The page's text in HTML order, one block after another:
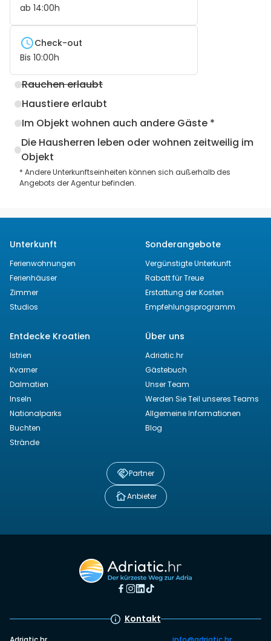
ab 14:00h
Check-out
Bis 10:00h
Rauchen erlaubt
Haustiere erlaubt
Im Objekt wohnen auch andere Gäste *
Die Hausherren leben oder wohnen zeitweilig im
Objekt
* Andere Unterkunftseinheiten können sich außerhalb des
Angebots der Agentur befinden.
Unterkunft
Ferienwohnungen
Ferienhäuser
Zimmer
Studios
Sonderangebote
Vergünstigte Unterkunft
Rabatt für Treue
Erstattung der Kosten
Empfehlungsprogramm
Entdecke Kroatien
Istrien
Kvarner
Dalmatien
Inseln
Nationalparks
Buchten
Strände
Über uns
Adriatic.hr
Gästebuch
Unser Team
Werden Sie Teil unseres Teams
Allgemeine Informationen
Blog
Partner
Anbieter
Kontakt